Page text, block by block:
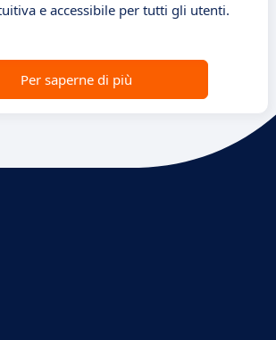
e accessibile per tutti gli utenti.
Per saperne di più